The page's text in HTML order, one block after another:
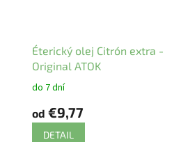
Éterický olej Citrón extra -
Original ATOK
do 7 dní
od €9,77
DETAIL